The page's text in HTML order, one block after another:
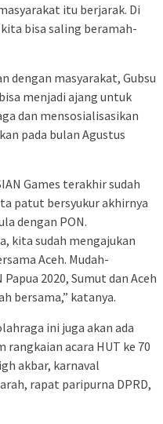
itu berjarak. Di
bisa saling beramah-
dengan masyarakat, Gubsu
menjadi ajang untuk
dan mensosialisasikan
pada bulan Agustus
Games terakhir sudah
patut bersyukur akhirnya
dengan PON.
kita sudah mengajukan
Aceh. Mudah-
2020, Sumut dan Aceh
bersama,” katanya.
ini juga akan ada
acara HUT ke 70
akbar, karnaval
rapat paripurna DPRD,